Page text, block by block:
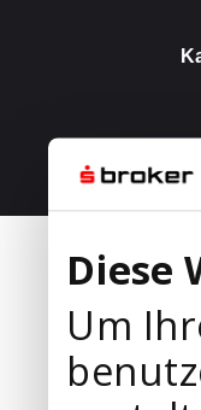
Diese
Um